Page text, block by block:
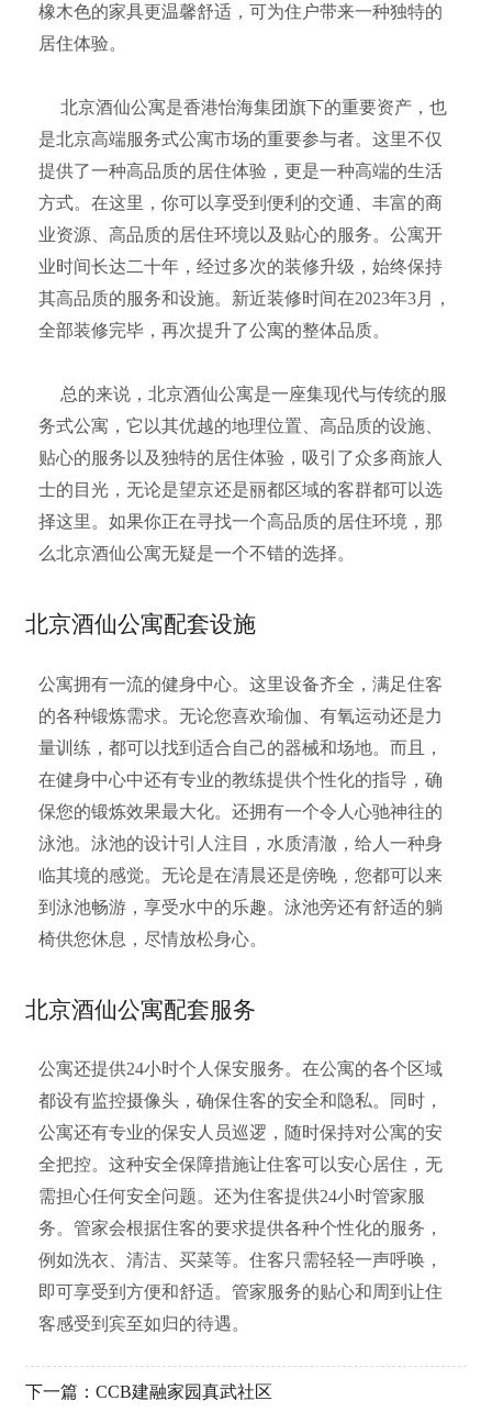
橡木色的家具更温馨舒适，可为住户带来一种独特的
居住体验。
北京酒仙公寓是香港怡海集团旗下的重要资产，也
是北京高端服务式公寓市场的重要参与者。这里不仅
提供了一种高品质的居住体验，更是一种高端的生活
方式。在这里，你可以享受到便利的交通、丰富的商
业资源、高品质的居住环境以及贴心的服务。公寓开
业时间长达二十年，经过多次的装修升级，始终保持
其高品质的服务和设施。新近装修时间在2023年3月，
全部装修完毕，再次提升了公寓的整体品质。
总的来说，北京酒仙公寓是一座集现代与传统的服
务式公寓，它以其优越的地理位置、高品质的设施、
贴心的服务以及独特的居住体验，吸引了众多商旅人
士的目光，无论是望京还是丽都区域的客群都可以选
择这里。如果你正在寻找一个高品质的居住环境，那
么北京酒仙公寓无疑是一个不错的选择。
北京酒仙公寓配套设施
公寓拥有一流的健身中心。这里设备齐全，满足住客
的各种锻炼需求。无论您喜欢瑜伽、有氧运动还是力
量训练，都可以找到适合自己的器械和场地。而且，
在健身中心中还有专业的教练提供个性化的指导，确
保您的锻炼效果最大化。还拥有一个令人心驰神往的
泳池。泳池的设计引人注目，水质清澈，给人一种身
临其境的感觉。无论是在清晨还是傍晚，您都可以来
到泳池畅游，享受水中的乐趣。泳池旁还有舒适的躺
椅供您休息，尽情放松身心。
北京酒仙公寓配套服务
公寓还提供24小时个人保安服务。在公寓的各个区域
都设有监控摄像头，确保住客的安全和隐私。同时，
公寓还有专业的保安人员巡逻，随时保持对公寓的安
全把控。这种安全保障措施让住客可以安心居住，无
需担心任何安全问题。还为住客提供24小时管家服
务。管家会根据住客的要求提供各种个性化的服务，
例如洗衣、清洁、买菜等。住客只需轻轻一声呼唤，
即可享受到方便和舒适。管家服务的贴心和周到让住
客感受到宾至如归的待遇。
下一篇：CCB建融家园真武社区